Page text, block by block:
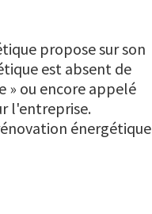
propose sur son
est absent de
» ou encore appelé
l'entreprise.
énergétique